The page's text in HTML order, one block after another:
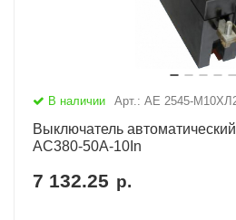
В наличии Арт.: АЕ 2545-
Выключатель
AC380-50А-10In
7 132.25 р.